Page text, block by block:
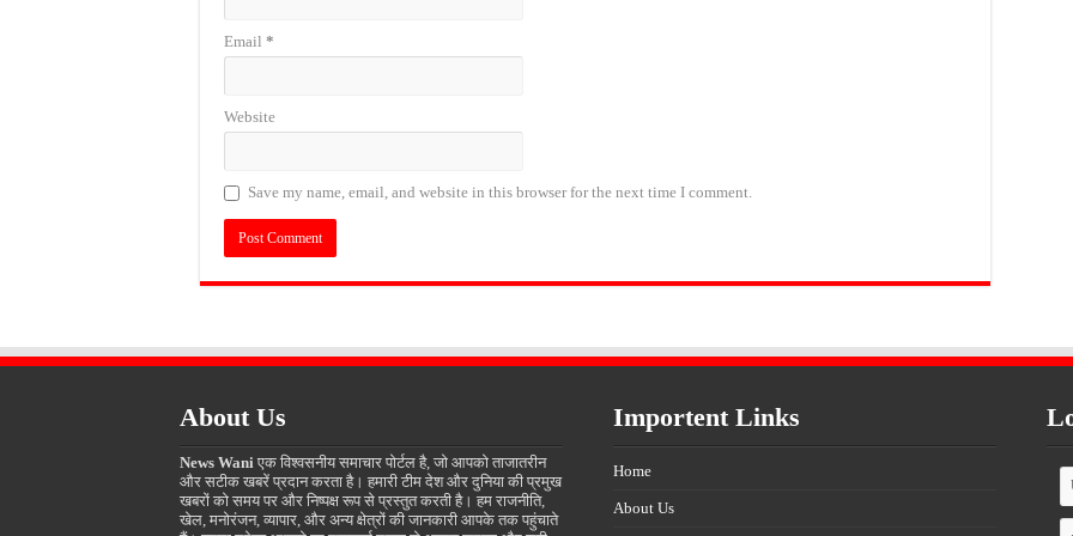
Email *
Website
Save my name, email, and website in this browser for the next time I comment.
About Us
News Waniएक विश्वसनीय समाचार पोर्टल है, जो आपको ताजातरीन
और सटीक खबरें प्रदान करता है। हमारी टीम देश और दुनिया की प्रमुख
खबरों को समय पर और निष्पक्ष रूप से प्रस्तुत करती है। हम राजनीति,
खेल, मनोरंजन, व्यापार, और अन्य क्षेत्रों की जानकारी आपके तक पहुंचाते
Importent Links
Home
About Us